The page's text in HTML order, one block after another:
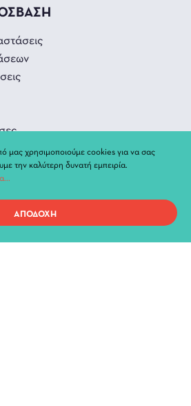
μας χρησιμοποιούμε cookies για να σας
την καλύτερη δυνατή εμπειρία.
ΑΠΟΔΟΧΗ